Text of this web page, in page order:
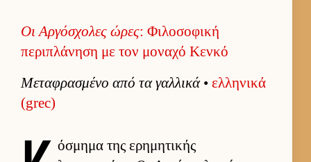
Οι Αρ­γόσχολες ώρες: Φιλοσοφική
περιπλάνηση με τον μοναχό Κενκό
Μεταφρασμένο από τα γαλ­λικά• ελ­ληνικά
(grec)
όσμημα της ερημητικής